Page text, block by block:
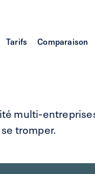
Tarifs Comparaison
multi-
tromper.